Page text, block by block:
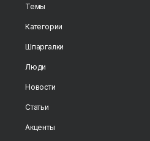
Темы
Категории
Шпаргалки
Люди
Новости
Статьи
Акценты